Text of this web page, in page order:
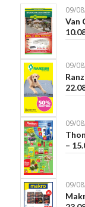
09/
Van
09/
09/
–
09/